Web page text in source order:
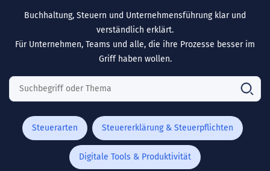
Buchhaltung, Steuern und Unternehmensführung klar und
verständlich erklärt.
Für Unternehmen, Teams und alle, die ihre Prozesse besser im
Griff haben wollen.
Steuerarten Steuererklärung & Steuerpflichten
Digitale Tools & Produktivität